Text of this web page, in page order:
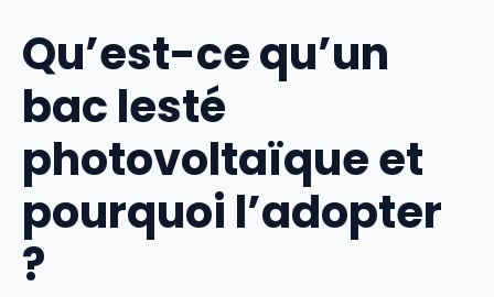
Qu’est-ce qu’un
bac lesté
photovoltaïque et
pourquoi l’adopter
?